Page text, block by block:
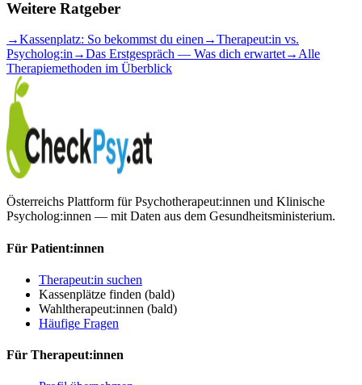
Weitere Ratgeber
→Kassenplatz: So bekommst du einen →Therapeut:in vs.
Psycholog:in →Das Erstgespräch — Was dich erwartet→ Alle
Therapiemethoden im Überblick
Österreichs Plattform für Psychotherapeut:innen und Klinische
Psycholog:innen — mit Daten aus dem Gesundheitsministerium.
Für Patient:innen
Therapeut:in suchen
Kassenplätze finden (bald)
Wahltherapeut:innen (bald)
Häufige Fragen
Für Therapeut:innen